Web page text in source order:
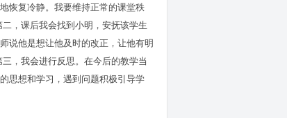
恢复冷静。我要维持正常的课堂秩
，课后我会找到小明，安抚该学生
说他是想让他及时的改正，让他有明
三，我会进行反思。在今后的教学当
思想和学习，遇到问题积极引导学